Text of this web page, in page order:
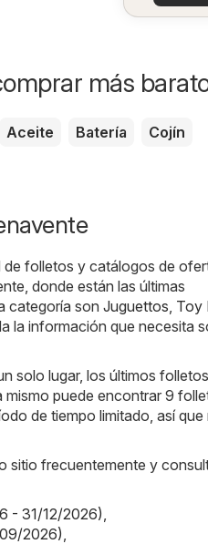
ver
más
Aceite Batería
Cojín
folletos y catálogos de
donde están las últimas
categoría son Juguettos Toy
la información que necesita
solo lugar, los últimos
puede encontrar 9
de tiempo limitado, así que
sitio frecuentemente y
- 31/12/2026)
2026)